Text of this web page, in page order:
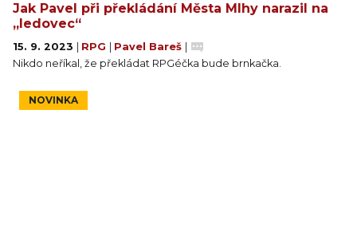
Jak Pavel při překládání Města Mlhy narazil na
„ledovec“
15. 9. 2023 RPG Pavel Bareš
Nikdo neříkal, že překládat RPGéčka bude brnkačka.
NOVINKA